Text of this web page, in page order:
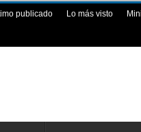
publicado Lo más visto